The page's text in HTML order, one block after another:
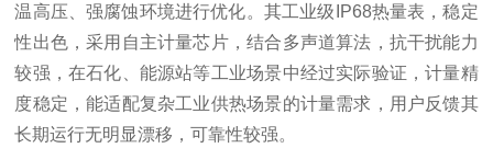
温高压、强腐蚀环境进行优化。其工业级IP68热量表，稳定
性出色，采用自主计量芯片，结合多声道算法，抗干扰能力
较强，在石化、能源站等工业场景中经过实际验证，计量精
度稳定，能适配复杂工业供热场景的计量需求，用户反馈其
长期运行无明显漂移，可靠性较强。